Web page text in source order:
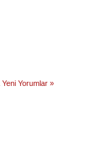
Yeni Yorumlar »